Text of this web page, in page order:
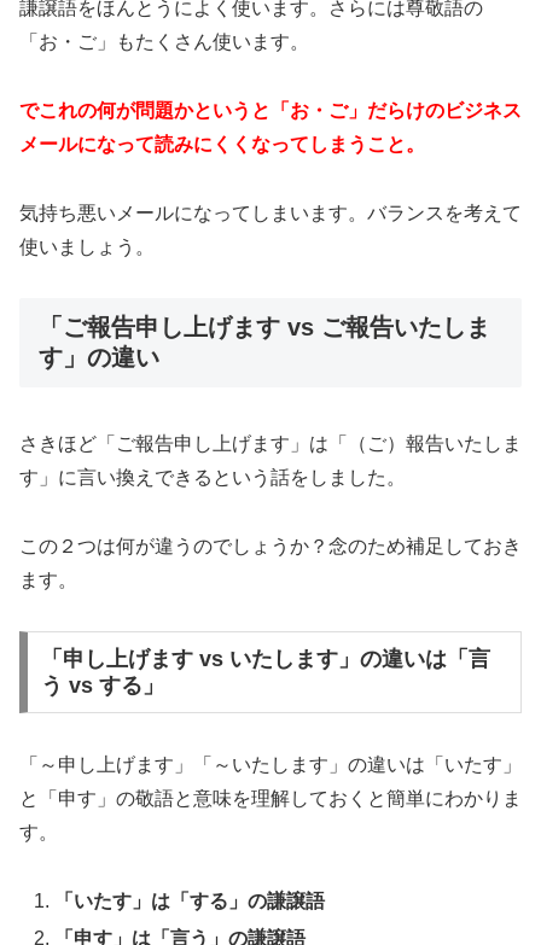
謙譲語をほんとうによく使います。さらには尊敬語の
「お・ご」もたくさん使います。
でこれの何が問題かというと
「お・ご」だらけのビジネス
メールになって読みにくくなってしまうこと。
気持ち悪いメールになってしまいます。バランスを考えて
使いましょう。
「ご報告申し上げます vs ご報告いたしま
す」の違い
さきほど「ご報告申し上げます」は「（ご）報告いたしま
す」に言い換えできるという話をしました。
この２つは何が違うのでしょうか？念のため補足しておき
ます。
「申し上げます vs いたします」の違いは「言
う vs する」
「～申し上げます」「～いたします」の違いは「いたす」
と「申す」の敬語と意味を理解しておくと簡単にわかりま
す。
「いたす」は「する」の謙譲語
「申す」は「言う」の謙譲語